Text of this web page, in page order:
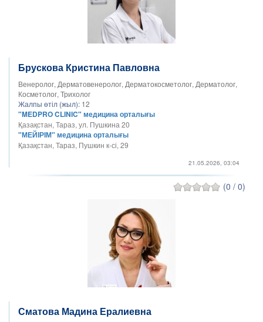
Брускова Кристина Павловна
Венеролог, Дерматовенеролог, Дерматокосметолог, Дерматолог,
Косметолог, Трихолог
Жалпы өтіл (жыл): 12
"MEDPRO CLINIC" медицина орталығы
Қазақстан, Тараз, ул. Пушкина 20
"МЕЙІРІМ" медицина орталығы
Қазақстан, Тараз, Пушкин к-сі, 29
21.05.2026, 03:04
(0 / 0)
Сматова Мадина Ералиевна